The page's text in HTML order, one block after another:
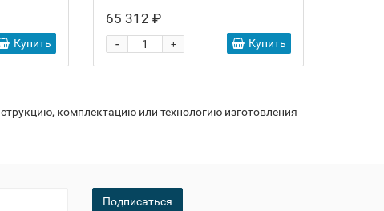
Купить
65 312 ₽
+
- Купить
комплектацию или технологию изготовления
Подписаться